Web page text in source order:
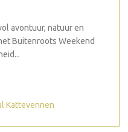
avontuur, natuur en
Buitenroots Weekend
Kattevennen